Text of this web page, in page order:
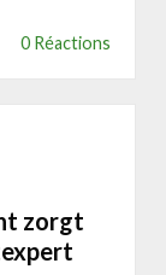
0 Réactions
zorgt